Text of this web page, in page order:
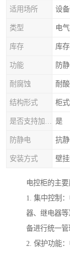
适用场所 设
类型 电
库存 库
功能 防
耐腐蚀 耐
结构形式 柜
是
防静电 抗
安装方式 壁
电控柜的主要
1. 集中控制
器、继电器
备进行统一管
2. 保护功能